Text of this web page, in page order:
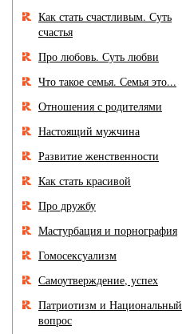
Как стать счастливым. Суть
счастья
Про любовь. Суть любви
Что такое семья. Семья это...
Отношения с родителями
Настоящий мужчина
Развитие женственности
Как стать красивой
Про дружбу
Мастурбация и порнография
Гомосексуализм
Самоутверждение, успех
Патриотизм и Национальный
вопрос